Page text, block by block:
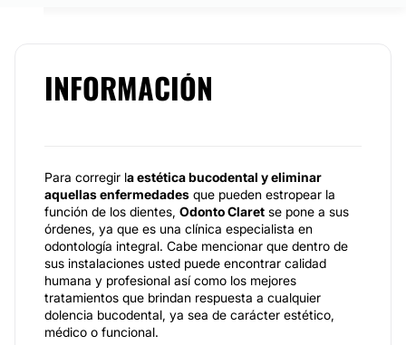
INFORMACIÓN
Para corregir la estética bucodental y eliminar
aquellas enfermedades que pueden estropear la
función de los dientes, Odonto Claret se pone a sus
órdenes, ya que es una clínica especialista en
odontología integral. Cabe mencionar que dentro de
sus instalaciones usted puede encontrar calidad
humana y profesional así como los mejores
tratamientos que brindan respuesta a cualquier
dolencia bucodental, ya sea de carácter estético,
médico o funcional.